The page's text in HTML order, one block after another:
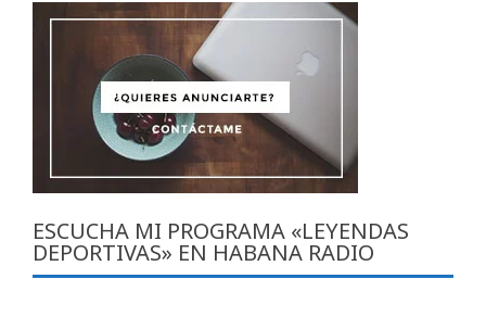
ESCUCHA MI PROGRAMA «LEYENDAS
DEPORTIVAS» EN HABANA RADIO